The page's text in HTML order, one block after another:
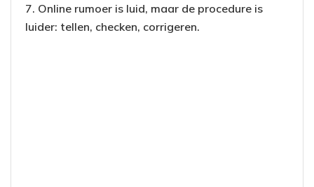
7. Online rumoer is luid, maar de procedure is
luider: tellen, checken, corrigeren.